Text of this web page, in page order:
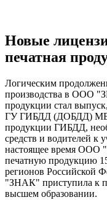
Новые
печатная
Логическим
производства в ООО
продукции стал
ГУ ГИБДД (ДОБДД) МВД
продукции ГИБДД,
средств и водителей
настоящее время ООО
печатную продукцию
регионов Российской
"ЗНАК" приступила к
высшем образовании.